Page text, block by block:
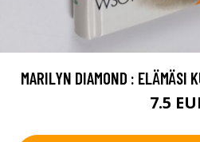
MARILYN DIAMOND : ELÄMÄSI
7.5